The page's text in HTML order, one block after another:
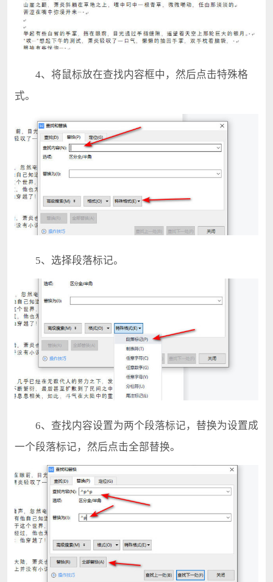
4、将鼠标放在查找内容框中，然后点击特殊格
式。
5、选择段落标记。
6、查找内容设置为两个段落标记，替换为设置成
一个段落标记，然后点击全部替换。